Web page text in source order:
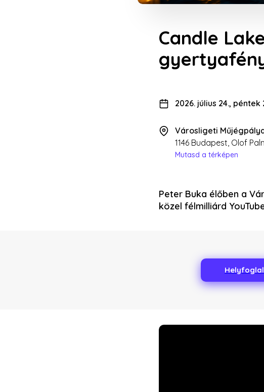
Candle
2026. július 24., péntek
Városligeti
1146 Budapest, Olof
Mutasd a térképen
Peter Buka élőben a
közel félmilliárd